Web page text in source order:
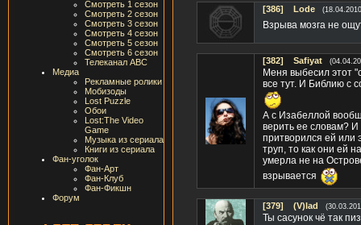
Смотреть 1 сезон
Смотреть 2 сезон
Смотреть 3 сезон
Смотреть 4 сезон
Смотреть 5 сезон
Смотреть 6 сезон
Телеканал ABC
Медиа
Рекламные ролики
Мобизоды
Lost Puzzle
Обои
Lost:The Video
Game
Музыка из сериала
Книги из сериала
Фан-уголок
Фан-Арт
Фан-Клуб
Фан-Фикшн
Форум
[386] Lode
Взрыва мозга не
[382] Safiyat
Меня выбесил этот
все тут. И Библию с
А с Изабеллой
верить ее словам? И
притворился ей или
труп, то как они ей
умерла не на
взрывается
[379] (V)lad
Ты сасунок чё так